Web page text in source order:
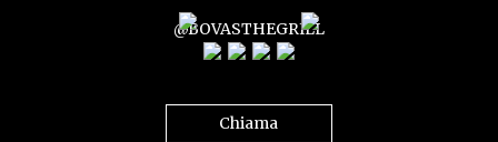
@BOVASTHEGRILL
Chiama